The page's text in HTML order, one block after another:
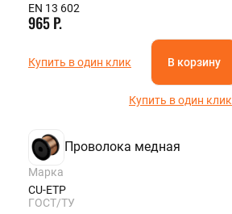
EN 13 602
965 Р.
Купить в один клик В корзину
Купить в один клик
Проволока медная
Марка
CU-ETP
ГОСТ/ТУ